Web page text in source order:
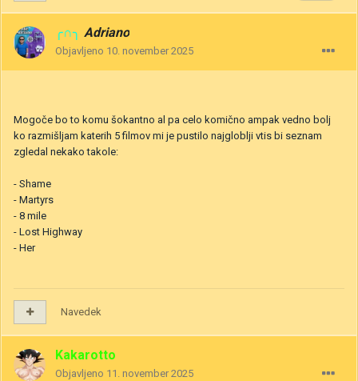
╭∩╮ Adriano
Objavljeno 10. november 2025
Mogoče bo to komu šokantno al pa celo komično ampak vedno bolj
ko razmišljam katerih 5 filmov mi je pustilo najgloblji vtis bi seznam
zgledal nekako takole:
- Shame
- Martyrs
- 8 mile
- Lost Highway
- Her
Navedek
Kakarotto
Objavljeno 11. november 2025